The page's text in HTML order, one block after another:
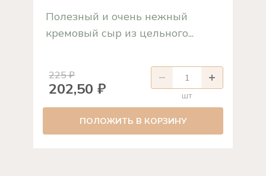
Полезный и очень нежный
кремовый сыр из цельного...
225 ₽
202,50 ₽ шт
ПОЛОЖИТЬ В КОРЗИНУ